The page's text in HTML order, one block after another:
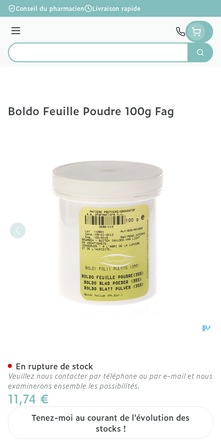
Aller au contenu
Conseil du pharmacien Livraison rapide
Menu
Rechercher
Boldo Feuille Poudre 100g Fag
11,74 €
Tenez-moi au courant de l'évolution des
stocks !
En rupture de stock
Veuillez nous contacter par téléphone ou par e-mail et nous
examinerons ensemble les possibilités.